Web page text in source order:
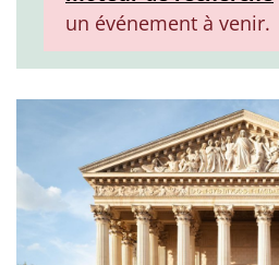
un événement à venir.